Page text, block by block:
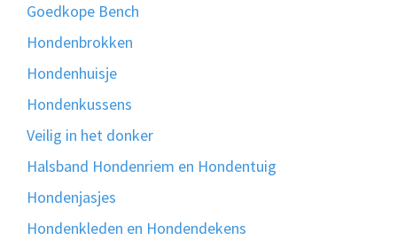
Goedkope Bench
Hondenbrokken
Hondenhuisje
Hondenkussens
Veilig in het donker
Halsband Hondenriem en Hondentuig
Hondenjasjes
Hondenkleden en Hondendekens